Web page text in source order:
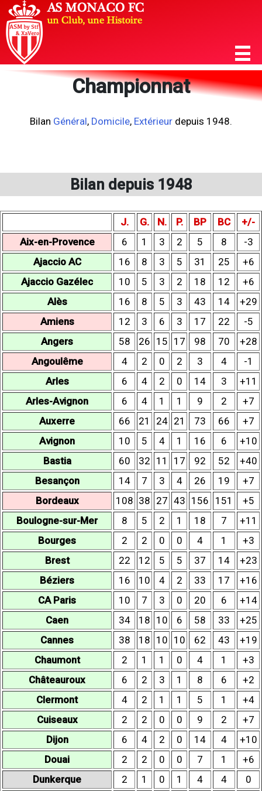
Championnat
Bilan Général, Domicile, Extérieur depuis 1948.
Bilan depuis 1948
J. G. N. P. BP BC
+/-
Aix-en-Provence
6 1 3 2 5 8
-3
Ajaccio AC
16 8 3 5 31 25
+6
Ajaccio Gazélec
10 5 3 2 18 12
+6
Alès
16 8 5 3 43 14
+29
Amiens
12 3 6 3 17 22
-5
Angers
58 26 15 17 98 70
+28
Angoulême
4 2 0 2 3 4
-1
Arles
6 4 2 0 14 3
+11
Arles-Avignon
6 4 1 1 9 2
+7
Auxerre
66 21 24 21 73 66
+7
Avignon
10 5 4 1 16 6
+10
Bastia
60 32 11 17 92 52
+40
Besançon
14 7 3 4 26 19
+7
Bordeaux
108 38 27 43 156 151
+5
Boulogne-sur-Mer
8 5 2 1 18 7
+11
Bourges
2 2 0 0 4 1
+3
Brest
22 12 5 5 37 14
+23
Béziers
16 10 4 2 33 17
+16
CA Paris
10 7 3 0 20 6
+14
Caen
34 18 10 6 58 33
+25
Cannes
38 18 10 10 62 43
+19
Chaumont
2 1 1 0 4 1
+3
Châteauroux
6 2 3 1 8 6
+2
Clermont
4 2 1 1 5 1
+4
Cuiseaux
2 2 0 0 9 2
+7
Dijon
6 4 2 0 14 4
+10
Douai
2 2 0 0 7 1
+6
Dunkerque
2 1 0 1 4 4
0